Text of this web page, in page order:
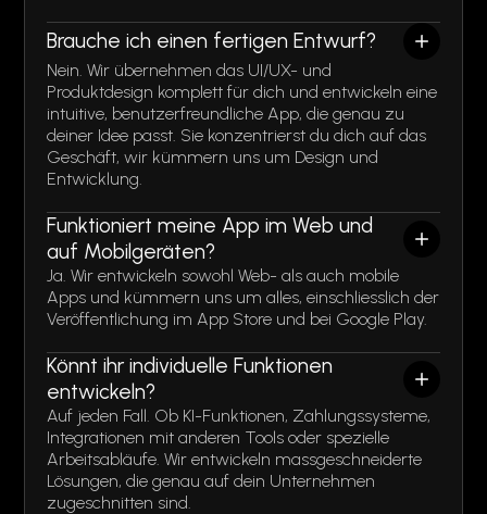
Brauche ich einen fertigen Entwurf?
Nein. Wir übernehmen das UI/UX- und
Produktdesign komplett für dich und entwickeln eine
intuitive, benutzerfreundliche App, die genau zu
deiner Idee passt. Sie konzentrierst du dich auf das
Geschäft, wir kümmern uns um Design und
Entwicklung.
Funktioniert meine App im Web und
auf Mobilgeräten?
Ja. Wir entwickeln sowohl Web- als auch mobile
Apps und kümmern uns um alles, einschliesslich der
Veröffentlichung im App Store und bei Google Play.
Könnt ihr individuelle Funktionen
entwickeln?
Auf jeden Fall. Ob KI-Funktionen, Zahlungssysteme,
Integrationen mit anderen Tools oder spezielle
Arbeitsabläufe. Wir entwickeln massgeschneiderte
Lösungen, die genau auf dein Unternehmen
zugeschnitten sind.